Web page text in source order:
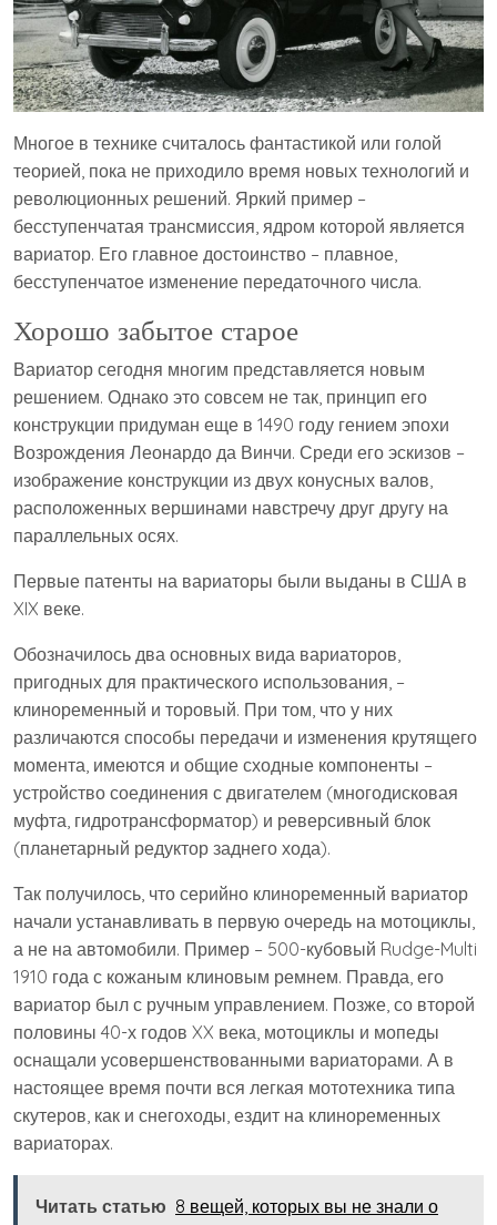
Многое в технике считалось фантастикой или голой
теорией, пока не приходило время новых технологий и
революционных решений. Яркий пример –
бесступенчатая трансмиссия, ядром которой является
вариатор. Его главное достоинство – плавное,
бесступенчатое изменение передаточного числа.
Хорошо забытое старое
Вариатор сегодня многим представляется новым
решением. Однако это совсем не так, принцип его
конструкции придуман еще в 1490 году гением эпохи
Возрождения Леонардо да Винчи. Среди его эскизов –
изображение конструкции из двух конусных валов,
расположенных вершинами навстречу друг другу на
параллельных осях.
Первые патенты на вариаторы были выданы в США в
XIX веке.
Обозначилось два основных вида вариаторов,
пригодных для практического использования, –
клиноременный и торовый. При том, что у них
различаются способы передачи и изменения крутящего
момента, имеются и общие сходные компоненты –
устройство соединения с двигателем (многодисковая
муфта, гидротрансформатор) и реверсивный блок
(планетарный редуктор заднего хода).
Так получилось, что серийно клиноременный вариатор
начали устанавливать в первую очередь на мотоциклы,
а не на автомобили. Пример – 500-кубовый Rudge-Multi
1910 года с кожаным клиновым ремнем. Правда, его
вариатор был с ручным управлением. Позже, со второй
половины 40-х годов XX века, мотоциклы и мопеды
оснащали усовершенствованными вариаторами. А в
настоящее время почти вся легкая мототехника типа
скутеров, как и снегоходы, ездит на клиноременных
вариаторах.
Читать статью 8 вещей, которых вы не знали о